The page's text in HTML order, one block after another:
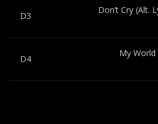
D3
Don’t Cry (Alt.
D4
My World